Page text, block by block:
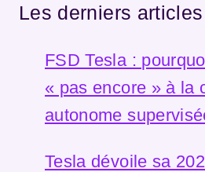
Les derniers
FSD Tesla :
« pas encore » à la
autonome
Tesla dévoile sa